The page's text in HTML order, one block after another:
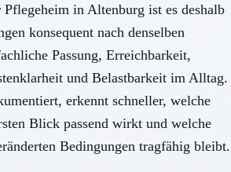
in Altenburg ist es deshalb
konsequent nach denselben
Passung, Erreichbarkeit,
und Belastbarkeit im Alltag.
erkennt schneller, welche
Blick passend wirkt und welche
Bedingungen tragfähig bleibt.